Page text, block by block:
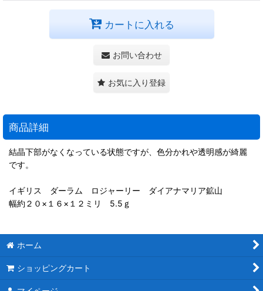
カートに入れる
お問い合わせ
お気に入り登録
商品詳細
結晶下部がなくなっている状態ですが、色分かれや透明感が綺麗
です。
イギリス ダーラム ロジャーリー ダイアナマリア鉱山
幅約２０×１６×１２ミリ 5.5ｇ
ホーム
ショッピングカート